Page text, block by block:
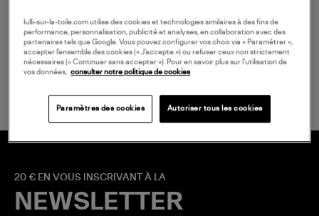
LIVRAISON GRATUITE
à partir de 150 € d'achat*
20 € EN VOUS INSCRIVANT À LA
NEWSLETTER
lulli-sur-la-toile.com utilise des cookies et technologies similaires à des fins de
performance, personnalisation, publicité et analyses, en collaboration avec des
partenaires tels que Google. Vous pouvez configurer vos choix via « Paramétrer »,
accepter l’ensemble des cookies (« J’accepte ») ou refuser ceux non strictement
nécessaires (« Continuer sans accepter »). Pour en savoir plus sur l’utilisation de
vos données,
consulter notre politique de cookies
Paramètres des cookies Autoriser tous les cookies